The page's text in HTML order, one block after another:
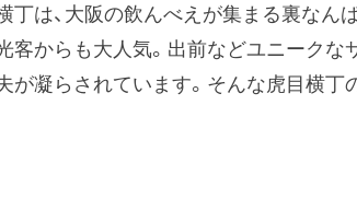
丁は、大阪の飲んべえが集まる裏な
客からも大人気。出前などユニークな
が凝らされています。そんな虎目横丁